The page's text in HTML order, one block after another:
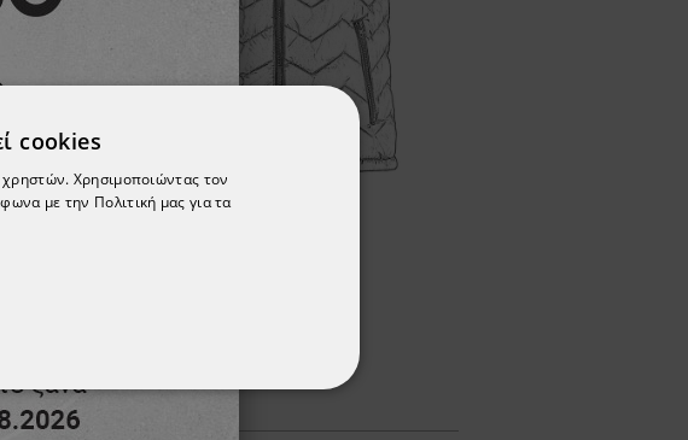
cookies
Χρησιμοποιώντας τον
με την Πολιτική μας για τα
ΛΕΙΤΟΥΡΓΙΚΌΤΗΤΑΣ